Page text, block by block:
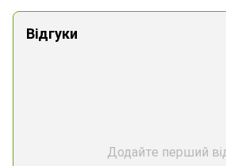
Відгуки
Додайте перший